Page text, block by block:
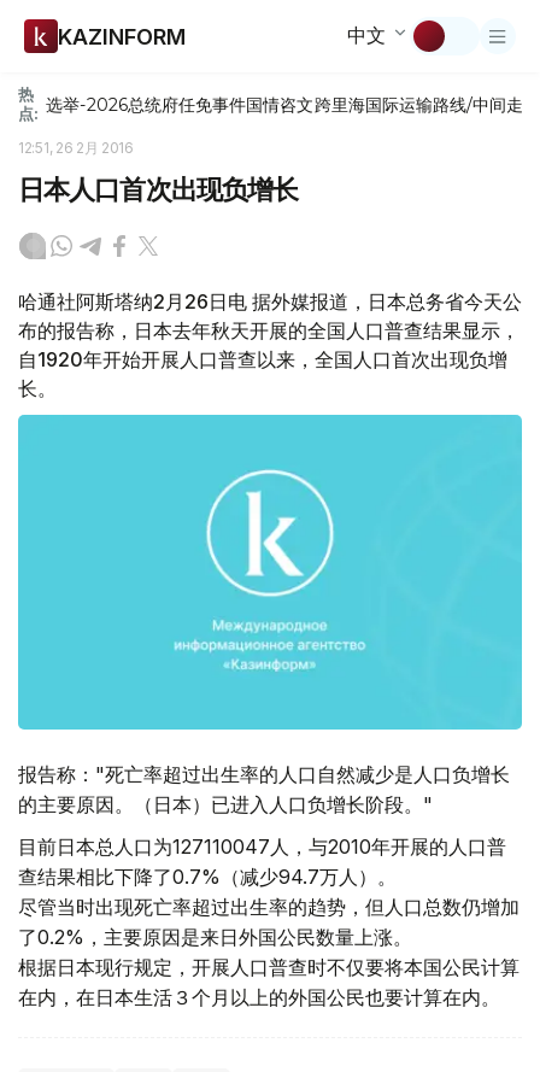
KAZINFORM 中文
热
点: 选举-2026总统府任免事件国情咨文跨里海国际运输路线/中间走廊
12:51, 26 2月 2016
日本人口首次出现负增长
哈通社阿斯塔纳2月26日电 据外媒报道，日本总务省今天公
布的报告称，日本去年秋天开展的全国人口普查结果显示，
自1920年开始开展人口普查以来，全国人口首次出现负增
长。
报告称："死亡率超过出生率的人口自然减少是人口负增长
的主要原因。（日本）已进入人口负增长阶段。"
目前日本总人口为127110047人，与2010年开展的人口普
查结果相比下降了0.7%（减少94.7万人）。
尽管当时出现死亡率超过出生率的趋势，但人口总数仍增加
了0.2%，主要原因是来日外国公民数量上涨。
根据日本现行规定，开展人口普查时不仅要将本国公民计算
在内，在日本生活３个月以上的外国公民也要计算在内。